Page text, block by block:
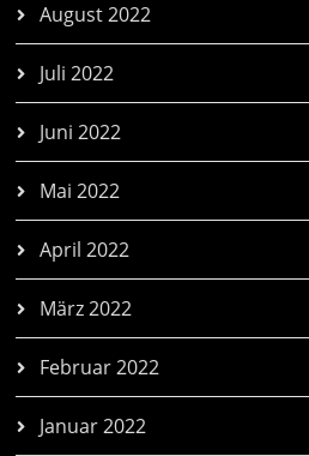
August 2022
Juli 2022
Juni 2022
Mai 2022
April 2022
März 2022
Februar 2022
Januar 2022